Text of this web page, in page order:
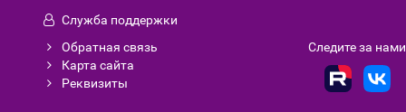
Служба поддержки
Обратная связь
Карта сайта
Реквизиты
Следите за нами